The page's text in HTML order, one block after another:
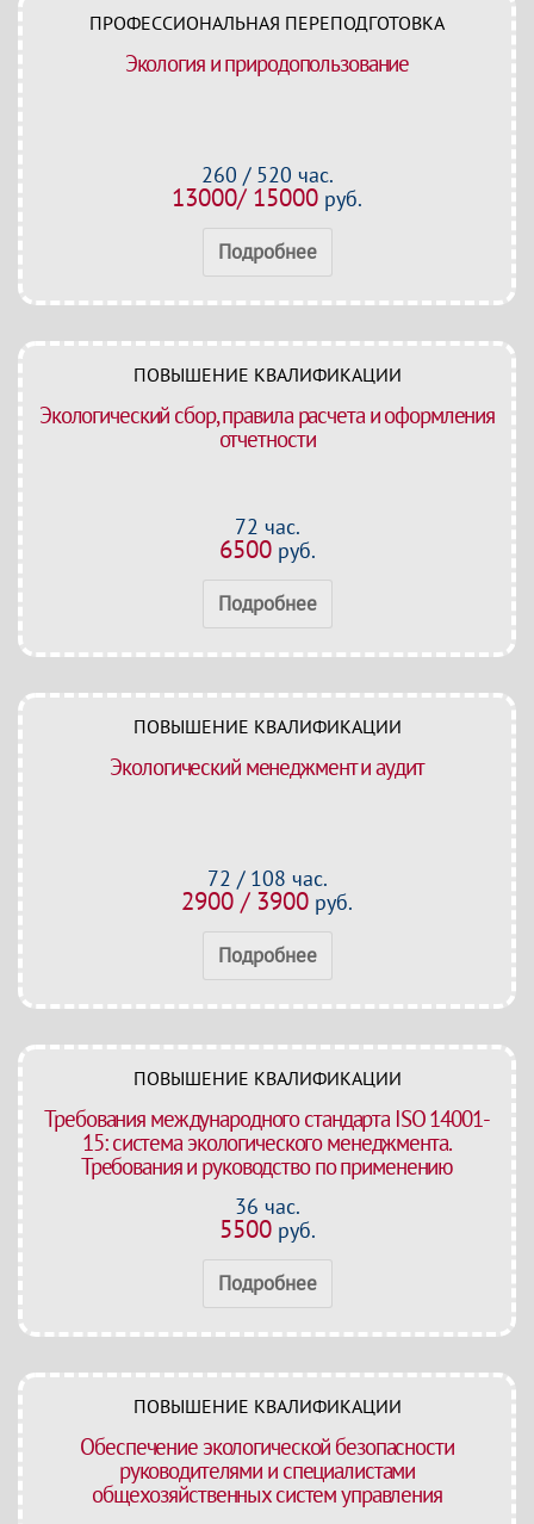
ПРОФЕССИОНАЛЬНАЯ ПЕРЕПОДГОТОВКА
Экология и природопользование
260 / 520 час.
13000/ 15000 руб.
Подробнее
ПОВЫШЕНИЕ КВАЛИФИКАЦИИ
Экологический сбор, правила расчета и оформления
отчетности
72 час.
6500руб.
Подробнее
ПОВЫШЕНИЕ КВАЛИФИКАЦИИ
Экологический менеджмент и аудит
72 / 108 час.
2900 / 3900 руб.
Подробнее
ПОВЫШЕНИЕ КВАЛИФИКАЦИИ
Требования международного стандарта ISO 14001-
15: система экологического менеджмента.
Требования и руководство по применению
36 час.
5500руб.
Подробнее
ПОВЫШЕНИЕ КВАЛИФИКАЦИИ
Обеспечение экологической безопасности
руководителями и специалистами
общехозяйственных систем управления